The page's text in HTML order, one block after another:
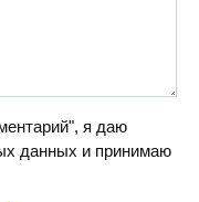
я даю
данных и принимаю